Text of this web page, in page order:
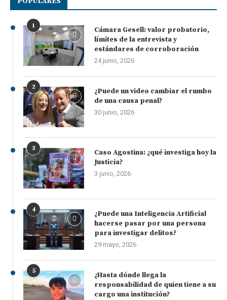
1
Cámara Gesell: valor probatorio,
límites de la entrevista y
estándares de corroboración
24 junio, 2026
2
¿Puede un video cambiar el rumbo
de una causa penal?
30 junio, 2026
3
Caso Agostina: ¿qué investiga hoy la
Justicia?
3 junio, 2026
4
¿Puede una Inteligencia Artificial
hacerse pasar por una persona
para investigar delitos?
29 mayo, 2026
5
¿Hasta dónde llega la
responsabilidad de quien tiene a su
cargo una institución?